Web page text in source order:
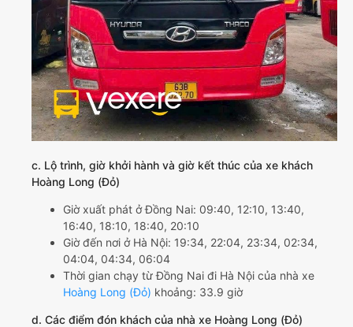
c. Lộ trình, giờ khởi hành và giờ kết thúc của xe khách
Hoàng Long (Đỏ)
Giờ xuất phát ở Đồng Nai: 09:40, 12:10, 13:40,
16:40, 18:10, 18:40, 20:10
Giờ đến nơi ở Hà Nội: 19:34, 22:04, 23:34, 02:34,
04:04, 04:34, 06:04
Thời gian chạy từ Đồng Nai đi Hà Nội của nhà xe
Hoàng Long (Đỏ) khoảng: 33.9 giờ
d. Các điểm đón khách của nhà xe Hoàng Long (Đỏ)